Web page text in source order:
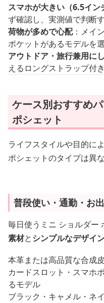
スマホが大きい（6.5イン
ず確認し、実測値で判断
荷物が多めで心配：メイ
ポケットがあるモデルを
アウトドア・旅行兼用に
えるロングストラップ付
ケース別おすすめ
ポシェット
ライフスタイルや目的に
ポシェットのタイプは異な
普段使い・通勤・お
毎日使うミニ ショルダー
素材とシンプルなデザイ
本革または高品質な合成
カードスロット・スマホ
るモデル
ブラック・キャメル・ネ